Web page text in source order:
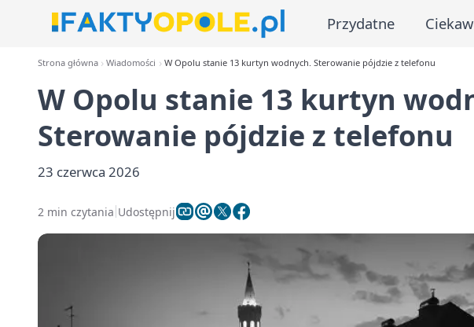
Przydatne
Strona główna Wiadomości W Opolu stanie 13 kurtyn wodnych. Sterowanie pójdzie z telefonu
W Opolu stanie 13 kurtyn
Sterowanie pójdzie z telefonu
23 czerwca 2026
2 min czytania Udostępnij